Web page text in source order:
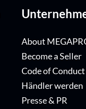
About
Become a Seller
Code of Conduct
Händler werden
Presse & PR